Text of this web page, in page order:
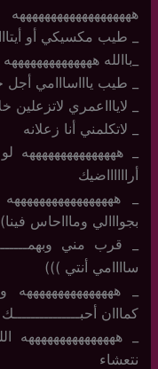
هههههههههههههههههههه
_ طيب مكسيكي أو
_باالله
_ طيب ياااسااامي
_ لاياااعمري لاتزعلين
_ لاتكلمني أنا زعلانه
_
أرااااااضيك
_
بجوااالي وماااحاس
_ قرب مني
ساااامي أنتي )))
_
كمااان
_
نتعشاء